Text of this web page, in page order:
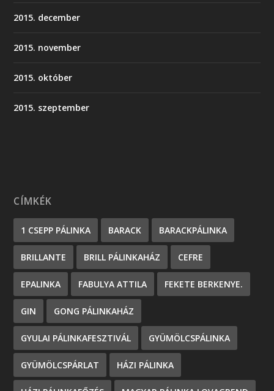
2015. december
2015. november
2015. október
2015. szeptember
CÍMKÉK
1 CSEPP PÁLINKA BARACK BARACKPÁLINKA
BRILLANTE BRILL PÁLINKAHÁZ CEFRE
EPALINKA FABULYA ATTILA FEKETE BERKENYE.
GIN GONG PÁLINKAHÁZ
GYULAI PÁLINKAFESZTIVÁL GYÜMÖLCSPÁLINKA
GYÜMÖLCSPÁRLAT HÁZI PÁLINKA